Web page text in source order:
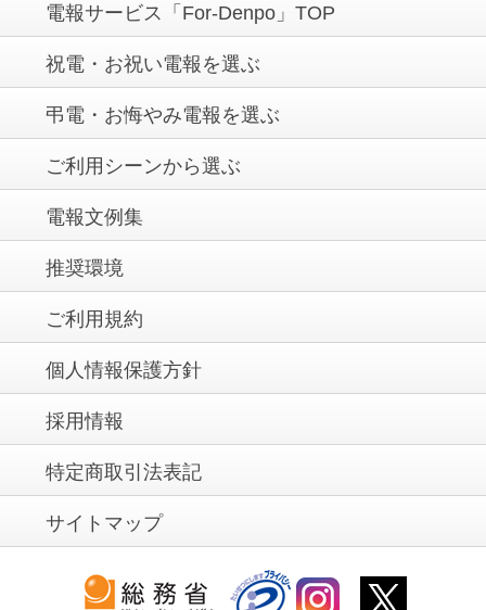
電報サービス「For-Denpo」TOP
祝電・お祝い電報を選ぶ
弔電・お悔やみ電報を選ぶ
ご利用シーンから選ぶ
電報文例集
推奨環境
ご利用規約
個人情報保護方針
採用情報
特定商取引法表記
サイトマップ